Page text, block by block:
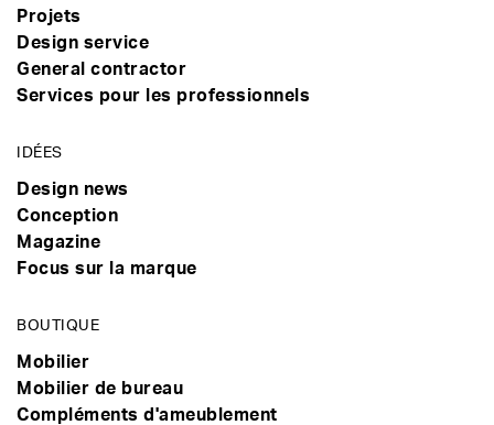
Projets
Design service
General contractor
Services pour les professionnels
IDÉES
Design news
Conception
Magazine
Focus sur la marque
BOUTIQUE
Mobilier
Mobilier de bureau
Compléments d'ameublement